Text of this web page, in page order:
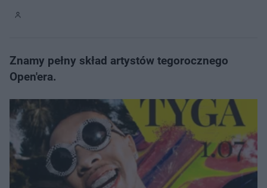
Znamy pełny skład artystów tegorocznego
Open'era.